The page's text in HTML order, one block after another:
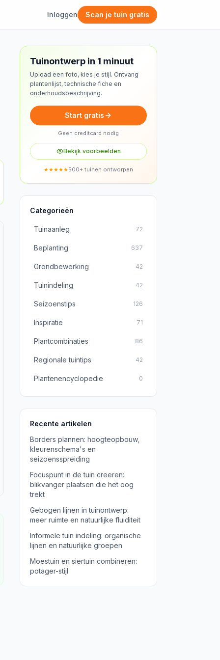
Inloggen Scan je tuin gratis
Tuinontwerp in 1 minuut
Upload een foto, kies je stijl. Ontvang
plantenlijst, technische fiche en
onderhoudsbeschrijving.
Start gratis
Geen creditcard nodig
Bekijk voorbeelden
★★★★★500+ tuinen ontworpen
Categorieën
Tuinaanleg 72
Beplanting 637
Grondbewerking 42
Tuinindeling 42
Seizoenstips 126
Inspiratie 71
Plantcombinaties 86
Regionale tuintips 42
Plantenencyclopedie 0
Recente artikelen
Borders plannen: hoogteopbouw,
kleurenschema's en
seizoensspreiding
Focuspunt in de tuin creeren:
blikvanger plaatsen die het oog
trekt
Gebogen lijnen in tuinontwerp:
meer ruimte en natuurlijke fluiditeit
Informele tuin indeling: organische
lijnen en natuurlijke groepen
Moestuin en siertuin combineren:
potager-stijl